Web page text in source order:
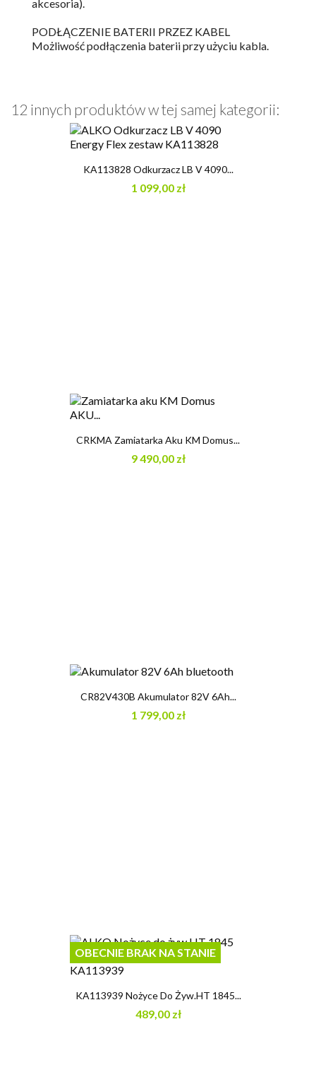
akcesoria).
PODŁĄCZENIE BATERII PRZEZ KABEL
Możliwość podłączenia baterii przy użyciu kabla.
12 innych produktów w tej samej kategorii:
KA113828 Odkurzacz LB V 4090...
1 099,00 zł
CRKMA Zamiatarka Aku KM Domus...
9 490,00 zł
CR82V430B Akumulator 82V 6Ah...
1 799,00 zł
KA113939 Nożyce Do Żyw.HT 1845...
489,00 zł
OBECNIE BRAK NA STANIE